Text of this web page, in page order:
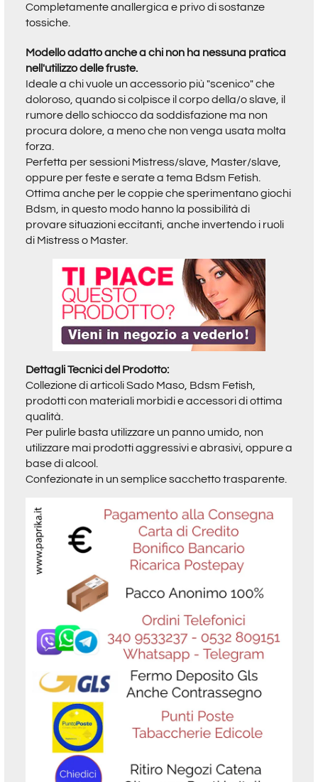
Completamente anallergica e privo di sostanze
tossiche.
Modello adatto anche a chi non ha nessuna pratica
nell'utilizzo delle fruste.
Ideale a chi vuole un accessorio più "scenico" che
doloroso, quando si colpisce il corpo della/o slave, il
rumore dello schiocco da soddisfazione ma non
procura dolore, a meno che non venga usata molta
forza.
Perfetta per sessioni Mistress/slave, Master/slave,
oppure per feste e serate a tema Bdsm Fetish.
Ottima anche per le coppie che sperimentano giochi
Bdsm, in questo modo hanno la possibilità di
provare situazioni eccitanti, anche invertendo i ruoli
di Mistress o Master.
Dettagli Tecnici del Prodotto:
Collezione di articoli Sado Maso, Bdsm Fetish,
prodotti con materiali morbidi e accessori di ottima
qualità.
Per pulirle basta utilizzare un panno umido, non
utilizzare mai prodotti aggressivi e abrasivi, oppure a
base di alcool.
Confezionate in un semplice sacchetto trasparente.